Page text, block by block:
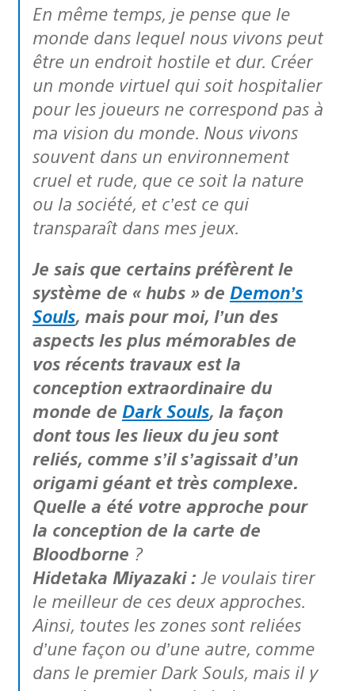
En même temps, je pense que le
monde dans lequel nous vivons peut
être un endroit hostile et dur. Créer
un monde virtuel qui soit hospitalier
pour les joueurs ne correspond pas à
ma vision du monde. Nous vivons
souvent dans un environnement
cruel et rude, que ce soit la nature
ou la société, et c’est ce qui
transparaît dans mes jeux.
Je sais que certains préfèrent le
système de « hubs » de Demon’s
Souls, mais pour moi, l’un des
aspects les plus mémorables de
vos récents travaux est la
conception extraordinaire du
monde de Dark Souls, la façon
dont tous les lieux du jeu sont
reliés, comme s’il s’agissait d’un
origami géant et très complexe.
Quelle a été votre approche pour
la conception de la carte de
Bloodborne ?
Hidetaka Miyazaki : Je voulais tirer
le meilleur de ces deux approches.
Ainsi, toutes les zones sont reliées
d’une façon ou d’une autre, comme
dans le premier Dark Souls, mais il y